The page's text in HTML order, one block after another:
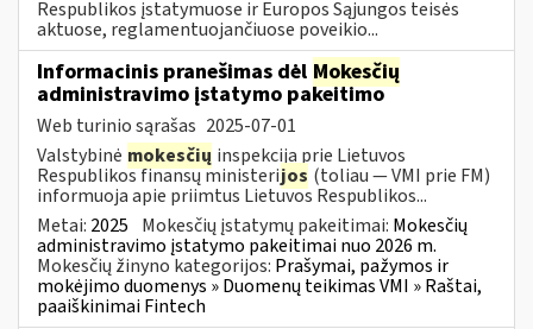
Respublikos įstatymuose ir Europos Sąjungos teisės
aktuose, reglamentuojančiuose poveikio...
Informacinis pranešimas dėl Mokesčių
administravimo įstatymo pakeitimo
Web turinio sąrašas 2025-07-01
Valstybinė mokesčių inspekcija prie Lietuvos
Respublikos finansų ministerijos (toliau — VMI prie FM)
informuoja apie priimtus Lietuvos Respublikos...
Metai: 2025 Mokesčių įstatymų pakeitimai: Mokesčių
administravimo įstatymo pakeitimai nuo 2026 m.
Mokesčių žinyno kategorijos: Prašymai, pažymos ir
mokėjimo duomenys » Duomenų teikimas VMI » Raštai,
paaiškinimai Fintech